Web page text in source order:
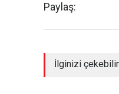
Paylaş:
İlginizi çekebilir